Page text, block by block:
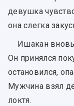
девушка
она слегка
Ишакан
Он принялся
остановился,
Мужчина взял
локтя.